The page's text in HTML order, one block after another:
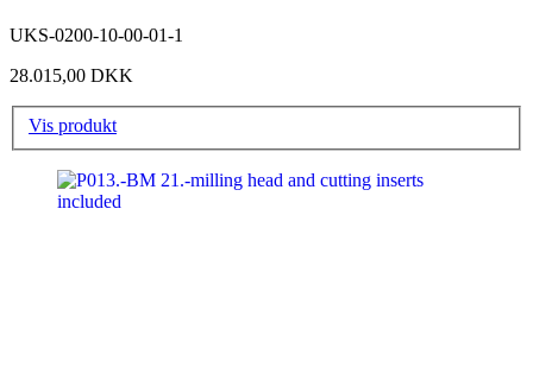
UKS-0200-10-00-01-1
28.015,00 DKK
Vis produkt